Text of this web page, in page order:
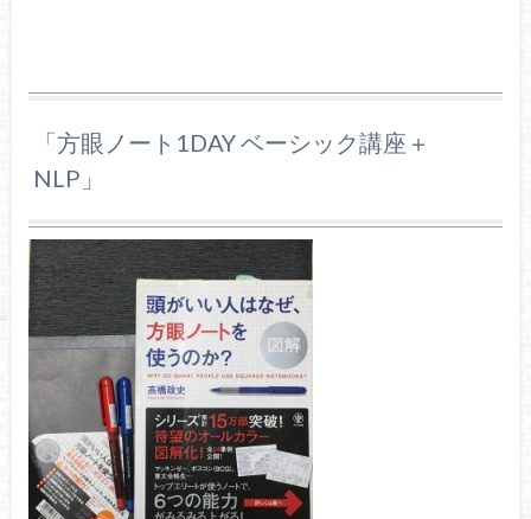
「方眼ノート1DAY ベーシック講座＋
NLP」